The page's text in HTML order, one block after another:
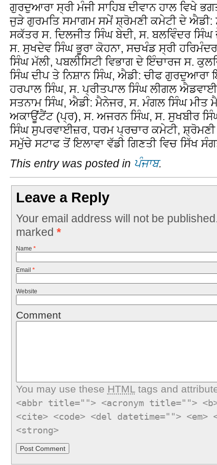
ਗੁਰਦੁਆਰਾ ਸ੍ਰੀ ਮੰਜੀ ਸਾਹਿਬ ਦੀਵਾਨ ਹਾਲ ਵਿਖੇ
ਜੁੜੇ ਗੁਰਮਤਿ ਸਮਾਗਮ ਸਮੇਂ ਸ਼੍ਰੋਮਣੀ ਕਮੇਟੀ ਦੇ
ਸਕੱਤਰ ਸ. ਦਿਲਜੀਤ ਸਿੰਘ ਬੇਦੀ, ਸ. ਬਲਵਿੰਦਰ ਸਿੰਘ
ਸ. ਸੁਖਦੇਵ ਸਿੰਘ ਭੂਰਾ ਕੋਹਨਾ, ਸਚਖੰਡ ਸ੍ਰੀ
ਸਿੰਘ ਮੱਲੀ, ਪਬਲੀਸਿਟੀ ਵਿਭਾਗ ਦੇ ਇੰਚਾਰਜ ਸ.
ਸਿੰਘ ਦੀਪ ਤੇ ਨਿਸ਼ਾਨ ਸਿੰਘ, ਐਡੀ: ਚੀਫ
ਹਰਪਾਲ ਸਿੰਘ, ਸ. ਪ੍ਰੀਤਪਾਲ ਸਿੰਘ ਲੀਗਲ
ਸਤਨਾਮ ਸਿੰਘ, ਐਡੀ: ਮੈਨੇਜਰ, ਸ. ਮੰਗਲ ਸਿੰਘ ਮੀਤ
ਅਕਾਊਂਟੈਂਟ (ਪ੍ਰ), ਸ. ਅਜਰਨ ਸਿੰਘ, ਸ. ਸੁਖਬੀਰ
ਸਿੰਘ ਸੁਪਰਵਾਈਜ਼ਰ, ਧਰਮ ਪ੍ਰਚਾਰ ਕਮੇਟੀ, ਸ਼੍ਰੋਮਣੀ
ਸਮੁੱਚੇ ਸਟਾਫ ਤੋਂ ਇਲਾਵਾ ਵੱਡੀ ਗਿਣਤੀ ਵਿਚ ਸਿੱਖ
This entry was posted in ਪੰਜਾਬ.
Leave a Reply
Your email address will not be
marked *
Name *
Email *
Website
Comment
You may use these HTMLtags and
<abbr title=""> <acronym title="">
<cite> <code> <del datetime="">
<strong>